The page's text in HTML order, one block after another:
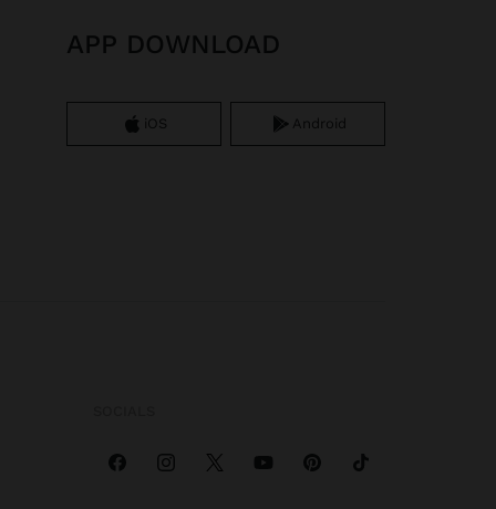
APP DOWNLOAD
iOS Android